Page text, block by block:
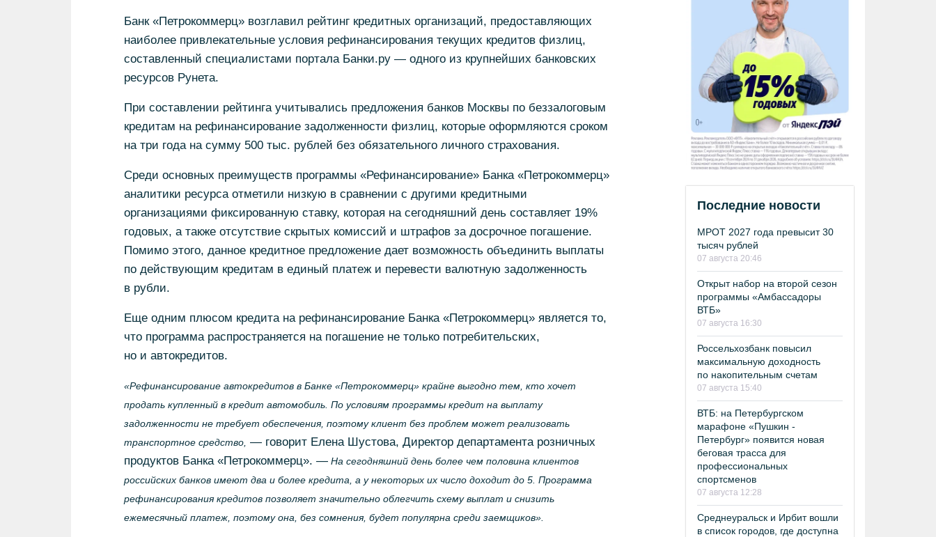
Банк «Петрокоммерц» возглавил рейтинг кредитных организаций, предоставляющих
наиболее привлекательные условия рефинансирования текущих кредитов физлиц,
составленный специалистами портала Банки.ру — одного из крупнейших банковских
ресурсов Рунета.
При составлении рейтинга учитывались предложения банков Москвы по беззалоговым
кредитам на рефинансирование задолженности физлиц, которые оформляются сроком
на три года на сумму 500 тыс. рублей без обязательного личного страхования.
Среди основных преимуществ программы «Рефинансирование» Банка «Петрокоммерц»
аналитики ресурса отметили низкую в сравнении с другими кредитными
организациями фиксированную ставку, которая на сегодняшний день составляет 19%
годовых, а также отсутствие скрытых комиссий и штрафов за досрочное погашение.
Помимо этого, данное кредитное предложение дает возможность объединить выплаты
по действующим кредитам в единый платеж и перевести валютную задолженность
в рубли.
Еще одним плюсом кредита на рефинансирование Банка «Петрокоммерц» является то,
что программа распространяется на погашение не только потребительских,
но и автокредитов.
«Рефинансирование автокредитов в Банке «Петрокоммерц» крайне выгодно тем, кто хочет
продать купленный в кредит автомобиль. По условиям программы кредит на выплату
задолженности не требует обеспечения, поэтому клиент без проблем может реализовать
транспортное средство, — говорит Елена Шустова, Директор департамента розничных
продуктов Банка «Петрокоммерц». —На сегодняшний день более чем половина клиентов
российских банков имеют два и более кредита, а у некоторых их число доходит до 5. Программа
рефинансирования кредитов позволяет значительно облегчить схему выплат и снизить
ежемесячный платеж, поэтому она, без сомнения, будет популярна среди заемщиков».
Последние новости
МРОТ 2027 года превысит 30
тысяч рублей
07 августа 20:46
Открыт набор на второй сезон
программы «Амбассадоры
ВТБ»
07 августа 16:30
Россельхозбанк повысил
максимальную доходность
по накопительным счетам
07 августа 15:40
ВТБ: на Петербургском
марафоне «Пушкин -
Петербург» появится новая
беговая трасса для
профессиональных
спортсменов
07 августа 12:28
Среднеуральск и Ирбит вошли
в список городов, где доступна